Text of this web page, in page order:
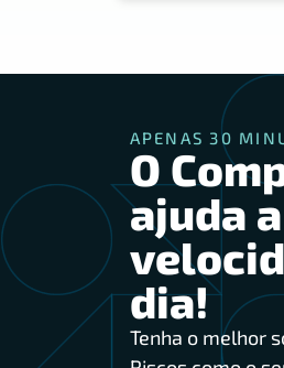
APENAS 30
O
ajuda
dia!
Tenha o melhor